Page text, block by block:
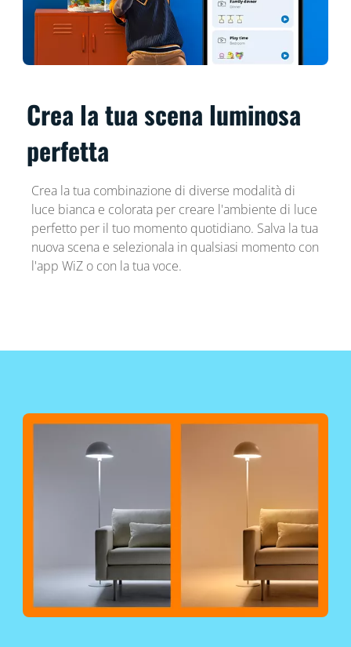
Crea la tua scena luminosa
perfetta
Crea la tua combinazione di diverse modalità di
luce bianca e colorata per creare l'ambiente di luce
perfetto per il tuo momento quotidiano. Salva la tua
nuova scena e selezionala in qualsiasi momento con
l'app WiZ o con la tua voce.